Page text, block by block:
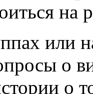
или
о
о